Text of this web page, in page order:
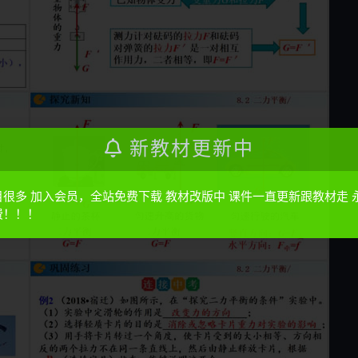
新教材更新中
很多 加入会员，全站免费下载 教材改版中 课件一直更新跟教材走
！！